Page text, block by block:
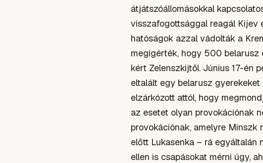
átjátszóállomásokkal
visszafogottsággal reagál Kijev
hatóságok azzal vádolták a
megígérték, hogy 500 belarusz
kért Zelenszkijtől. Június 17-én
eltalált egy belarusz
elzárkózott attól, hogy
az esetet olyan provokációnak
provokációnak, amelyre Minszk
előtt Lukasenka – rá egyáltalán
ellen is csapásokat mérni úgy,